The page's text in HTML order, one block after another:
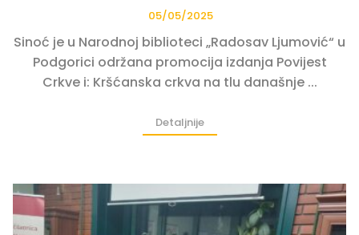
05/05/2025
Sinoć je u Narodnoj biblioteci „Radosav Ljumović“ u
Podgorici održana promocija izdanja Povijest
Crkve i: Kršćanska crkva na tlu današnje ...
Detaljnije